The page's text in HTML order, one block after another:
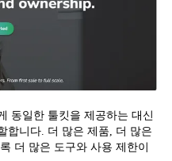
동일한 툴킷을 제공하는 대신
합니다. 더 많은 제품, 더 많은
더 많은 도구와 사용 제한이